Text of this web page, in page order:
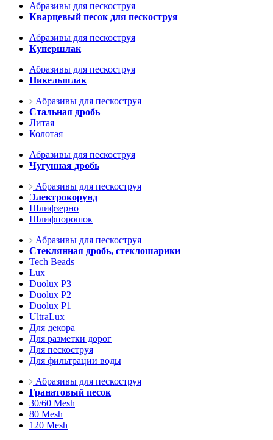
Абразивы для пескоструя
Кварцевый песок для пескоструя
Абразивы для пескоструя
Купершлак
Абразивы для пескоструя
Никельшлак
Абразивы для пескоструя
Стальная дробь
Литая
Колотая
Абразивы для пескоструя
Чугунная дробь
Абразивы для пескоструя
Электрокорунд
Шлифзерно
Шлифпорошок
Абразивы для пескоструя
Стеклянная дробь, стеклошарики
Tech Beads
Lux
Duolux P3
Duolux P2
Duolux P1
UltraLux
Для декора
Для разметки дорог
Для пескоструя
Для фильтрации воды
Абразивы для пескоструя
Гранатовый песок
30/60 Mesh
80 Mesh
120 Mesh